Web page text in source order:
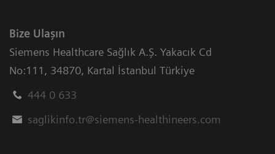
Bize Ulaşın
Siemens Healthcare Sağlık A.Ş. Yakacık Cd
No:111 , 34870, Kartal İstanbul Türkiye
444 0 633
saglikinfo.tr@siemens-healthineers.com